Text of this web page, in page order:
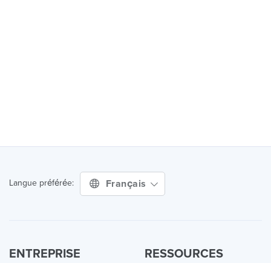
Langue préférée: Français
ENTREPRISE RESSOURCES